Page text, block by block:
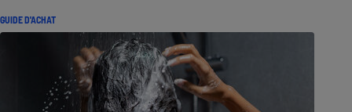
GUIDE D'ACHAT